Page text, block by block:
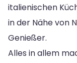
italienischen
in der Nähe von
Genießer.
Alles in allem